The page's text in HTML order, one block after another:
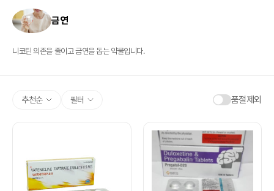
금연
니코틴 의존을 줄이고 금연을 돕는 약물입니다.
추천순 필터 품절제외